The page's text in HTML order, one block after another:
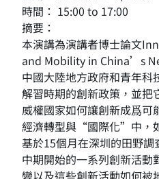
時間： 15:00 to 17:00
摘要：
本演講為演講者博士論文
and Mobility in China’s
中國大陸地方政府和青年科
解習時期的創新政策，並把
威權國家如何讓創新成爲可
經濟轉型與“國際化”中
基於15個月在深圳的田野
中期開始的一系列創新活動
變以及這些創新活動如何被